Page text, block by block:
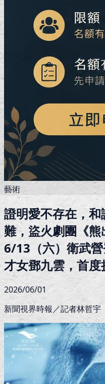
藝術
證明愛不存在，
難，盜火劇團《熊
6/13（六）衛武
才女鄧九雲，首
2026/06/01
新聞視界時報／記者林哲